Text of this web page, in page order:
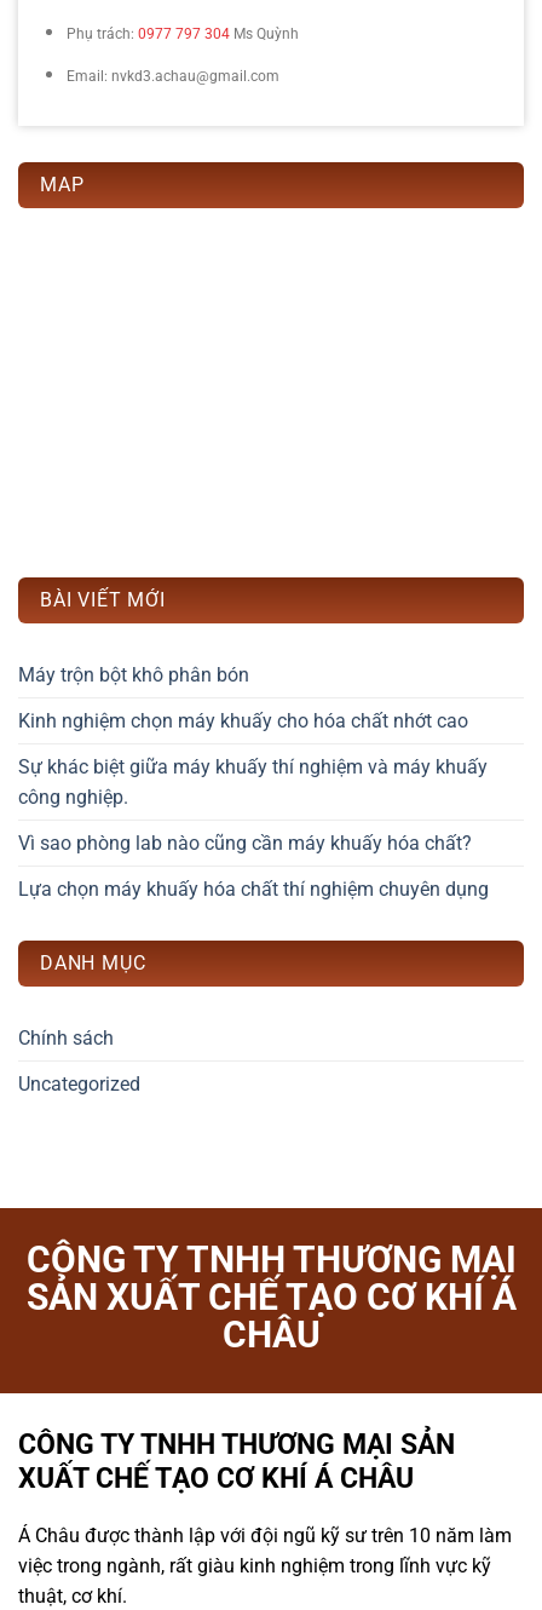
Phụ trách: 0977 797 304 Ms Quỳnh
Email: nvkd3.achau@gmail.com
MAP
BÀI VIẾT MỚI
Máy trộn bột khô phân bón
Kinh nghiệm chọn máy khuấy cho hóa chất nhớt cao
Sự khác biệt giữa máy khuấy thí nghiệm và máy khuấy
công nghiệp.
Vì sao phòng lab nào cũng cần máy khuấy hóa chất?
Lựa chọn máy khuấy hóa chất thí nghiệm chuyên dụng
DANH MỤC
Chính sách
Uncategorized
CÔNG TY TNHH THƯƠNG MẠI
SẢN XUẤT CHẾ TẠO CƠ KHÍ Á
CHÂU
CÔNG TY TNHH THƯƠNG MẠI SẢN
XUẤT CHẾ TẠO CƠ KHÍ Á CHÂU
Á Châu được thành lập với đội ngũ kỹ sư trên 10 năm làm
việc trong ngành, rất giàu kinh nghiệm trong lĩnh vực kỹ
thuật, cơ khí.